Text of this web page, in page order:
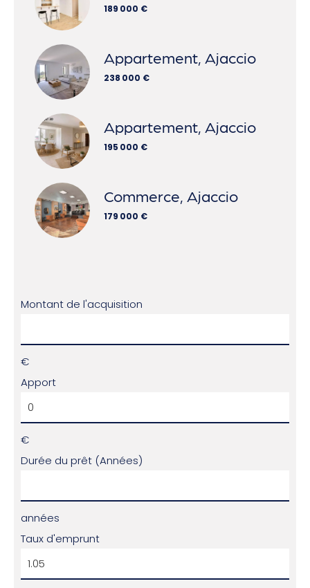
189 000 €
Appartement, Ajaccio
238 000 €
Appartement, Ajaccio
195 000 €
Commerce, Ajaccio
179 000 €
Montant de l'acquisition
€
Apport
€
Durée du prêt (Années)
années
Taux d'emprunt